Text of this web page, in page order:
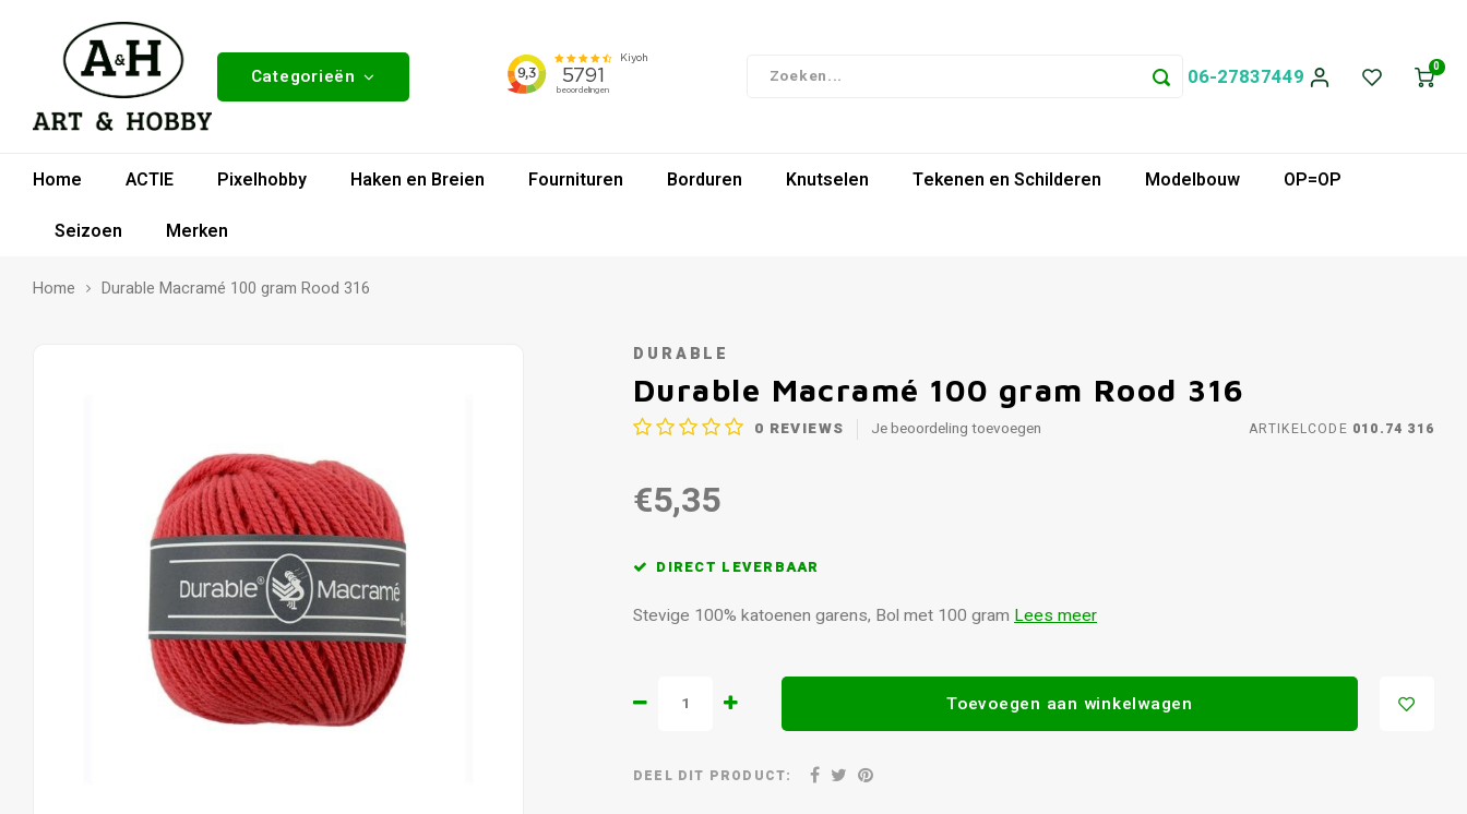
Categorieën 06-27837449 0
Home ACTIE Pixelhobby Haken en Breien Fournituren Borduren Knutselen Tekenen en Schilderen Modelbouw
OP=OP
Seizoen
Merken
Home Durable Macramé 100 gram Rood 316
DURABLE
Durable Macramé 100 gram Rood 316
0 REVIEWS Je beoordeling toevoegen ARTIKELCODE 010.74 316
€5,35
DIRECT LEVERBAAR
Stevige 100% katoenen garens, Bol met 100 gram Lees meer
Toevoegen aan winkelwagen
DEEL DIT PRODUCT: